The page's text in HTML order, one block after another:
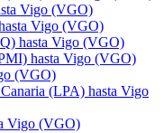
Vigo (VGO)
Vigo (VGO)
hasta Vigo (VGO)
hasta Vigo (VGO)
(VGO)
(LPA) hasta Vigo
Vigo (VGO)